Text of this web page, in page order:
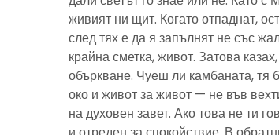
живият ни щит. Когато отпаднат,
след тях е да я запълнят не със
крайна сметка, живот. Затова
объркване. Чуеш ли камбаната, тя
око и живот за живот — не във
на духовен завет. Ако това не ти